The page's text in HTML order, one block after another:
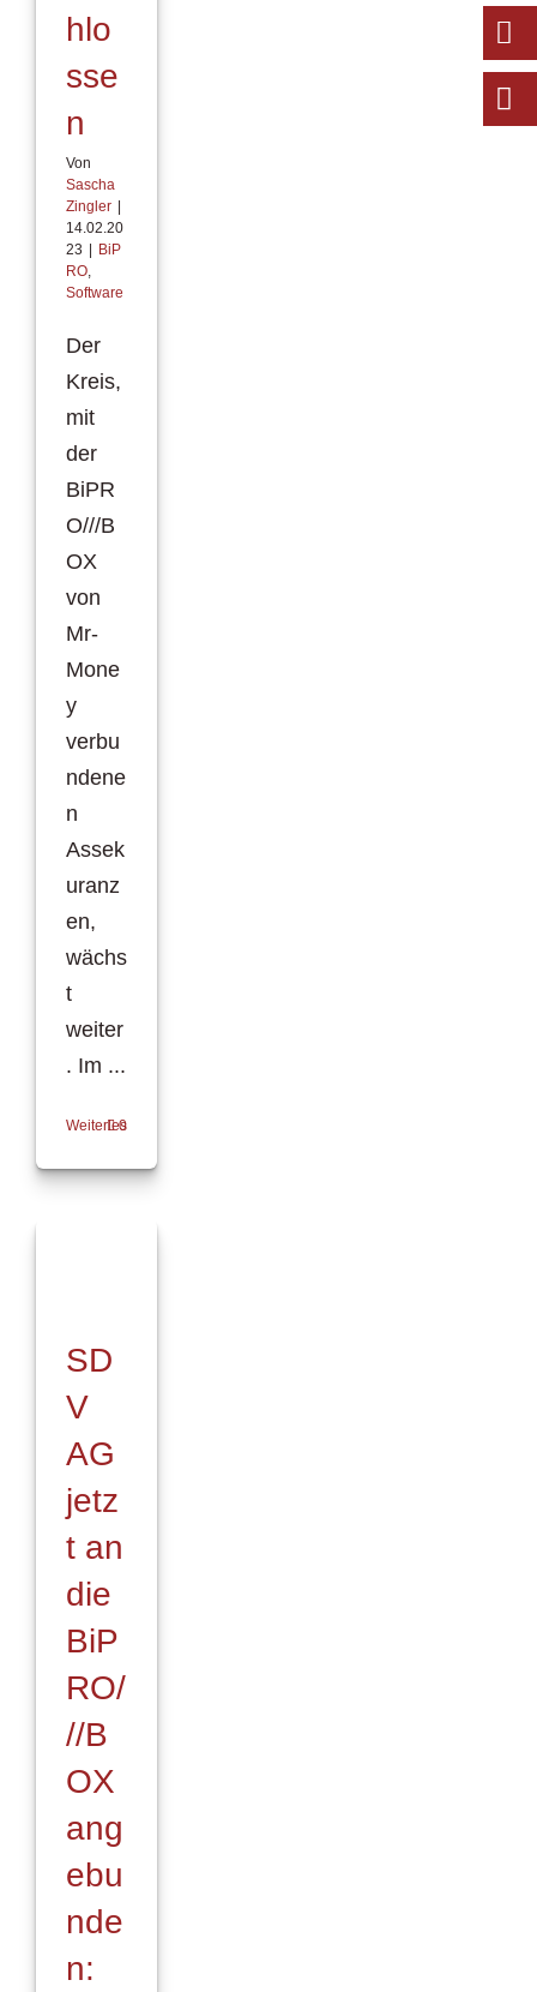
hlo
sse
n
Von
Sascha
Zingler
14.02.20
23
BiP
RO,
Software
Der
Kreis,
mit
der
BiPR
O///B
OX
von
Mr-
Mone
y
verbu
ndene
n
Assek
uranz
en,
wächs
t
weiter
. Im ...
Weiterlesen
0
SD
V
AG
jetz
t an
die
BiP
RO/
//B
OX
ang
ebu
nde
n: